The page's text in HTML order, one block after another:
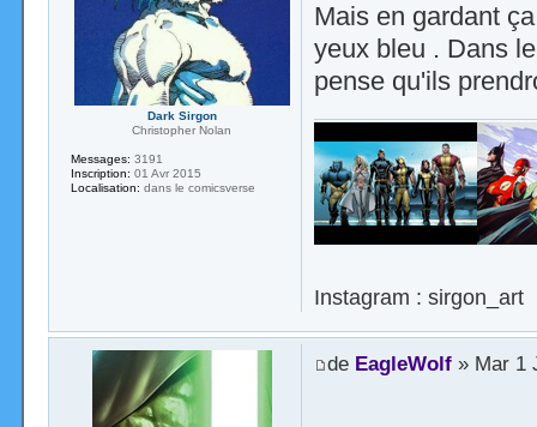
Mais en gardant
yeux bleu . Dans
pense qu'ils
Instagram : sirgon_art
Dark Sirgon
Christopher Nolan
Messages: 3191
Inscription: 01 Avr 2015
Localisation: dans le comicsverse
de EagleWolf» Mar 1